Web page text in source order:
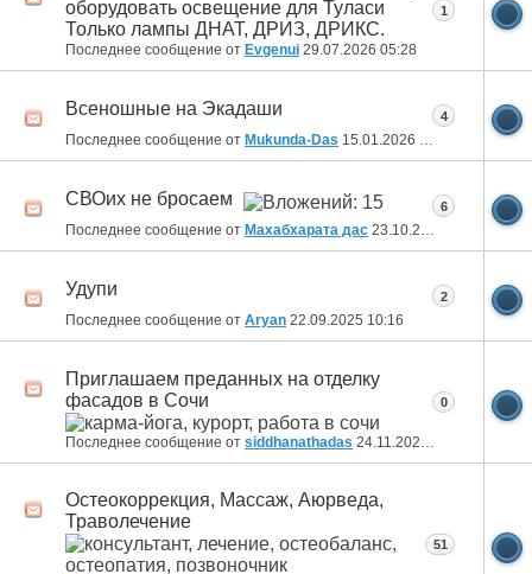
оборудовать освещение для Туласи
Только лампы ДНАТ, ДРИЗ, ДРИКС.
Последнее сообщение от Evgenui 29.07.2026 05:28
1
Всеношные на Экадаши
Последнее сообщение от Mukunda-Das 15.01.2026 01:13
4
СВОих не бросаем
Последнее сообщение от Махабхарата дас 23.10.2025
6
Удупи
Последнее сообщение от Aryan 22.09.2025 10:16
2
Приглашаем преданных на отделку
фасадов в Сочи
Последнее сообщение от siddhanathadas 24.11.2024
0
Остеокоррекция, Массаж, Аюрведа,
Траволечение
51